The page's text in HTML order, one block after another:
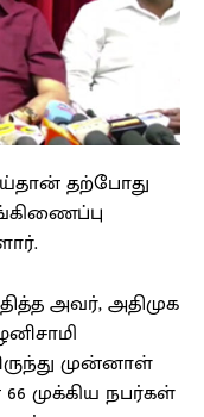
தற்போது
அவர், அதிமுக
முன்னாள்
முக்கிய நபர்கள்